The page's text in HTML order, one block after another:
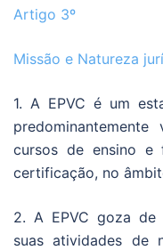
Artigo 3º
Missão e Natureza
1. A EPVC é um
cursos de ensino e
certificação, no
2. A EPVC goza de
suas atividades de